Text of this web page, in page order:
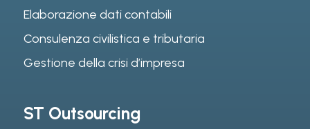
Elaborazione dati contabili
Consulenza civilistica e tributaria
Gestione della crisi d’impresa
ST Outsourcing